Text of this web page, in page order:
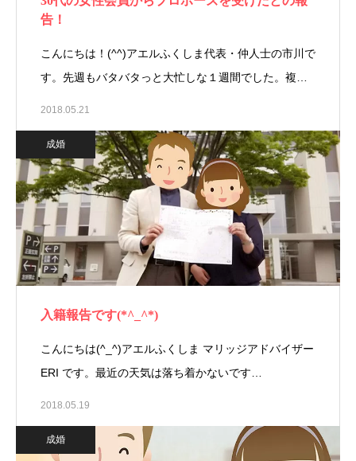
告！
こんにちは！(^^)アエルふくしま代表・仲人士の市川で
す。先週もバタバタっと大忙しな１週間でした。複…
2018.05.21
成婚
入籍報告です(*^_^*)
こんにちは(^_^)アエルふくしま マリッジアドバイザー
ERI です。最近の天気は落ち着かないです…
2018.05.19
成婚